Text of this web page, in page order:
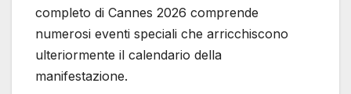
completo di Cannes 2026 comprende
numerosi eventi speciali che arricchiscono
ulteriormente il calendario della
manifestazione.